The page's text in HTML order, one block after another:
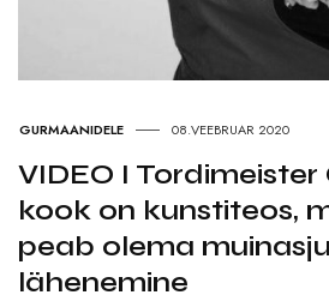
GURMAANIDELE 08.VEEBRUAR 2020
VIDEO I Tordimeister
kook on kunstiteos,
peab olema
lähenemine